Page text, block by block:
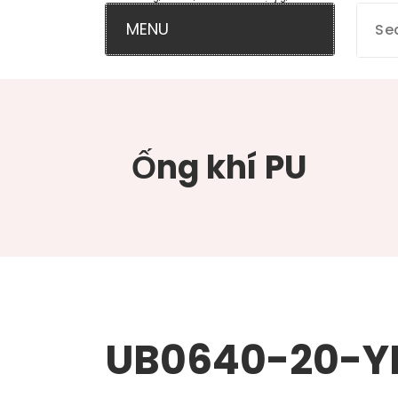
MENU
Ống khí PU
UB0640-20-